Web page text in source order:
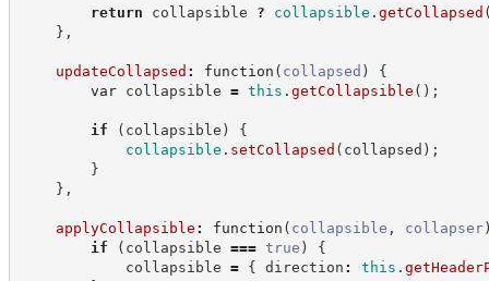
return collapsible ? collapsible . getCollapsed
} ,
updateCollapsed : function ( collapsed )
{
var collapsible = this . getCollapsible ( ) ;
if ( collapsible )
{
collapsible . setCollapsed ( collapsed ) ;
}
} ,
applyCollapsible : function ( collapsible , collapser
if
( collapsible === true )
{
collapsible = { direction : this .